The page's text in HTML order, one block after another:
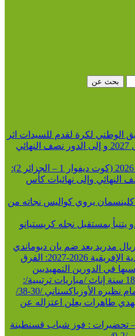
بحث عن
الوطني لكرة لقدم للسيدات اثر
تأهلهن الى مونديال البرازيل 2027 و إلى الدور نصف النهائي
كأس أمم إفريقيا للسيدات 2026 (كوت ديفوار 1 – الجزائر 2):
النهائي وإلى نهائيات كأس
كلينسمان يروي كواليس نجاته من
بمستقبل نجله كريستيانو
قرعة منافسات ما بين الأندية الإفريقية 2026-2027: الفرق
في الدورين التمهيديين
كرة اليد / مونديال أقل من 18 سنة إناث /مباريات ترتيبية/:
الأوزباكستاني /30-38/
طاهرات يعلن اعتزاله عن
– تحضيرات : فوز شباب قسنطينة